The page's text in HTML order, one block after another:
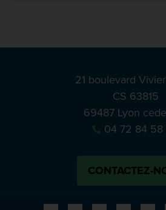
21 boulevard
CS 63815
69487 Lyon
04 72 84 58
CONTACTEZ-